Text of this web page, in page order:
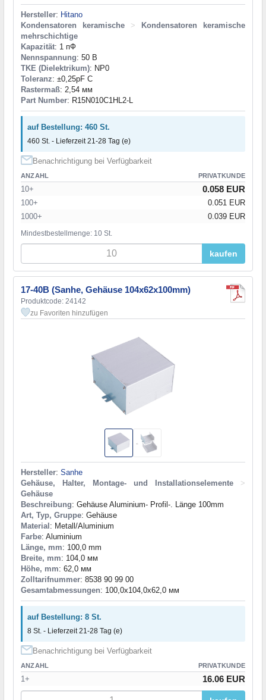
Hersteller: Hitano
Kondensatoren keramische
>
Kondensatoren keramische
mehrschichtige
Kapazität: 1 пФ
Nennspannung: 50 В
TKE (Dielektrikum): NP0
Toleranz: ±0,25pF C
Rastermaß: 2,54 мм
Part Number: R15N010C1HL2-L
auf Bestellung: 460 St.
460 St. - Lieferzeit 21-28 Tag (e)
Benachrichtigung bei Verfügbarkeit
ANZAHL PRIVATKUNDE
10+ 0.058 EUR
100+
0.051 EUR
1000+
0.039 EUR
Mindestbestellmenge: 10 St.
kaufen
17-40B (Sanhe, Gehäuse 104x62x100mm)
Produktcode: 24142
zu Favoriten hinzufügen
Hersteller: Sanhe
Gehäuse, Halter, Montage- und Installationselemente
>
Gehäuse
Beschreibung: Gehäuse Aluminium- Profil-. Länge 100mm
Art, Typ, Gruppe: Gehäuse
Material: Metall/Aluminium
Farbe: Aluminium
Länge, mm: 100,0 mm
Breite, mm: 104,0 мм
Höhe, mm: 62,0 мм
Zolltarifnummer: 8538 90 99 00
Gesamtabmessungen: 100,0x104,0x62,0 мм
auf Bestellung: 8 St.
8 St. - Lieferzeit 21-28 Tag (e)
Benachrichtigung bei Verfügbarkeit
ANZAHL PRIVATKUNDE
1+ 16.06 EUR